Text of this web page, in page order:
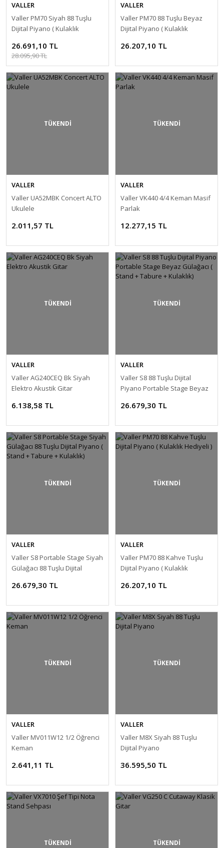
VALLER
Valler PM70 Siyah 88 Tuşlu
Dijital Piyano ( Kulaklık
26.691,10 TL
28.095,90 TL
VALLER
Valler PM70 88 Tuşlu Beyaz
Dijital Piyano ( Kulaklık
26.207,10 TL
TÜKENDİ
VALLER
Valler UA52MBK Concert ALTO
Ukulele
2.011,57 TL
TÜKENDİ
VALLER
Valler VK440 4/4 Keman Masif
Parlak
12.277,15 TL
TÜKENDİ
VALLER
Valler AG240CEQ Bk Siyah
Elektro Akustik Gitar
6.138,58 TL
TÜKENDİ
VALLER
Valler S8 88 Tuşlu Dijital
Piyano Portable Stage Beyaz
Kulaklık)
26.679,30 TL
TÜKENDİ
VALLER
Valler S8 Portable Stage Siyah
Gülağacı 88 Tuşlu Dijital
Kulaklık)
26.679,30 TL
TÜKENDİ
VALLER
Valler PM70 88 Kahve Tuşlu
Dijital Piyano ( Kulaklık
26.207,10 TL
TÜKENDİ
VALLER
Valler MV011W12 1/2 Öğrenci
Keman
2.641,11 TL
TÜKENDİ
VALLER
Valler M8X Siyah 88 Tuşlu
Dijital Piyano
36.595,50 TL
TÜKENDİ TÜKENDİ